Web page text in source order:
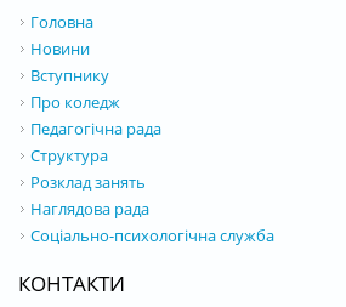
Головна
Новини
Вступнику
Про коледж
Педагогічна рада
Структура
Розклад занять
Наглядова рада
Соціально-психологічна служба
КОНТАКТИ